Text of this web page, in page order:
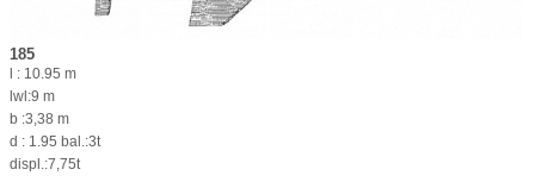
185
l : 10.95 m
lwl:9 m
b :3,38 m
d : 1.95 bal.:3t
displ.:7,75t